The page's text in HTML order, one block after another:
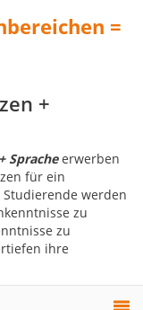
=
+
Spracheerwerben
für ein
werden
zu
zu
ihre